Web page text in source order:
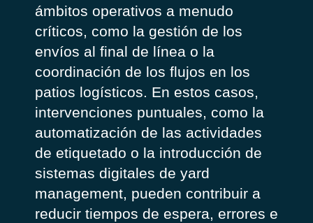
ámbitos operativos a menudo
críticos, como la gestión de los
envíos al final de línea o la
coordinación de los flujos en los
patios logísticos. En estos casos,
intervenciones puntuales, como la
automatización de las actividades
de etiquetado o la introducción de
sistemas digitales de yard
management, pueden contribuir a
reducir tiempos de espera, errores e